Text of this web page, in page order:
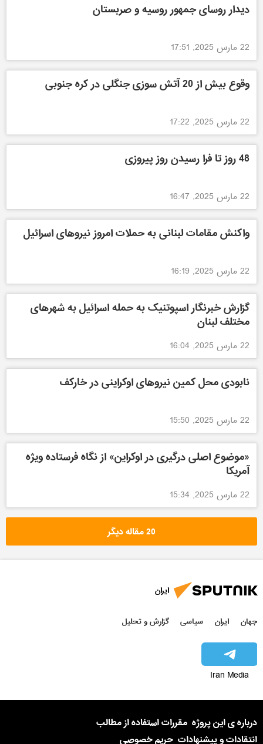
دیدار روسای جمهور روسیه و صربستان
22 مارس 2025, 17:51
وقوع بیش از 20 آتش سوزی جنگلی در کره جنوبی
22 مارس 2025, 17:22
48 روز تا فرا رسیدن روز پیروزی
22 مارس 2025, 16:47
واکنش مقامات لبنانی به حملات امروز نیروهای اسرائیل
22 مارس 2025, 16:19
گزارش خبرنگار اسپوتنیک به حمله اسرائیل به شهرهای
مختلف لبنان
22 مارس 2025, 16:04
نابودی محل کمین نیروهای اوکراینی در خارکف
22 مارس 2025, 15:50
«موضوع اصلی درگیری در اوکراین» از نگاه فرستاده ویژه
آمریکا
22 مارس 2025, 15:34
20 مقاله دیگر
ایران
جهان ایران سیاسی گزارش و تحلیل
Iran Media
درباره ی این پروژه مقررات استفاده از مطالب
انتقادات و پیشنهادات حریم خصوصی